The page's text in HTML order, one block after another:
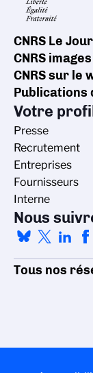
CNRS Le
CNRS images
CNRS sur le
Publications
Votre profil
Presse
Recrutement
Entreprises
Fournisseurs
Interne
Nous
Tous nos